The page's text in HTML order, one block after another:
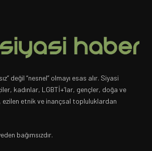
değil “nesnel” olmayı esas alır. Siyasi
kadınlar, LGBTİ+’lar, gençler, doğa ve
ezilen etnik ve inançsal topluluklardan
bağımsızdır.